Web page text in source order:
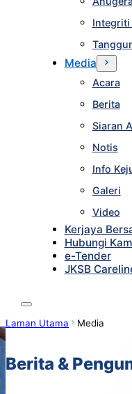
Integriti
Media
Acara
Berita
Siaran
Notis
Info
Galeri
Video
Kerjaya
Hubungi
e-Tender
JKSB
Laman Utama Media
Berita &